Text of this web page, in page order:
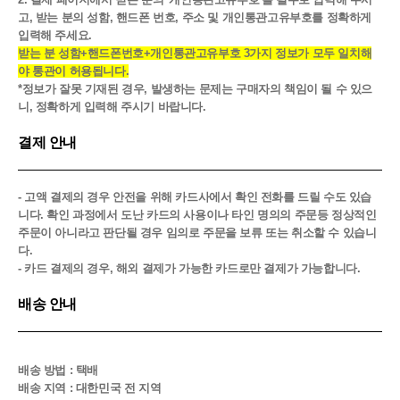
고, 받는 분의 성함, 핸드폰 번호, 주소 및 개인통관고유부호를 정확하게
입력해 주세요.
받는 분 성함+핸드폰번호+개인통관고유부호 3가지 정보가 모두 일치해
야 통관이 허용됩니다.
*정보가 잘못 기재된 경우, 발생하는 문제는 구매자의 책임이 될 수 있으
니, 정확하게 입력해 주시기 바랍니다.
결제 안내
- 고액 결제의 경우 안전을 위해 카드사에서 확인 전화를 드릴 수도 있습
니다. 확인 과정에서 도난 카드의 사용이나 타인 명의의 주문등 정상적인
주문이 아니라고 판단될 경우 임의로 주문을 보류 또는 취소할 수 있습니
다.
- 카드 결제의 경우, 해외 결제가 가능한 카드로만 결제가 가능합니다.
배송 안내
배송 방법 : 택배
배송 지역 : 대한민국 전 지역